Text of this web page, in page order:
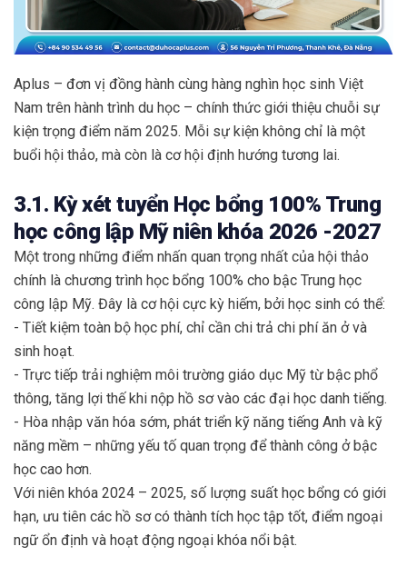
Aplus – đơn vị đồng hành cùng hàng nghìn học sinh Việt
Nam trên hành trình du học – chính thức giới thiệu chuỗi sự
kiện trọng điểm năm 2025. Mỗi sự kiện không chỉ là một
buổi hội thảo, mà còn là cơ hội định hướng tương lai.
3.1. Kỳ xét tuyển Học bổng 100% Trung
học công lập Mỹ niên khóa 2026 -2027
Một trong những điểm nhấn quan trọng nhất của hội thảo
chính là chương trình học bổng 100% cho bậc Trung học
công lập Mỹ. Đây là cơ hội cực kỳ hiếm, bởi học sinh có thể:
- Tiết kiệm toàn bộ học phí, chỉ cần chi trả chi phí ăn ở và
sinh hoạt.
- Trực tiếp trải nghiệm môi trường giáo dục Mỹ từ bậc phổ
thông, tăng lợi thế khi nộp hồ sơ vào các đại học danh tiếng.
- Hòa nhập văn hóa sớm, phát triển kỹ năng tiếng Anh và kỹ
năng mềm – những yếu tố quan trọng để thành công ở bậc
học cao hơn.
Với niên khóa 2024 – 2025, số lượng suất học bổng có giới
hạn, ưu tiên các hồ sơ có thành tích học tập tốt, điểm ngoại
ngữ ổn định và hoạt động ngoại khóa nổi bật.